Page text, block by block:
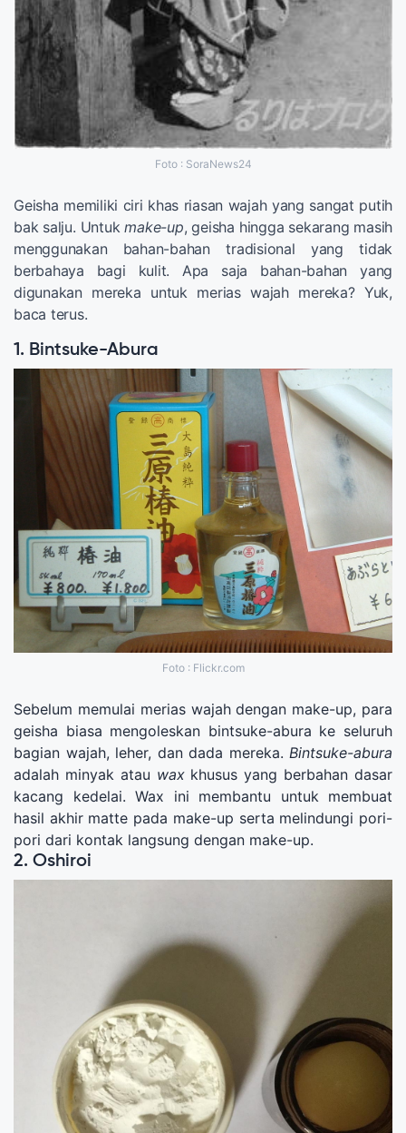
Foto : SoraNews24
Geisha memiliki ciri khas riasan wajah yang sangat putih
bak salju. Untukmake-up, geisha hingga sekarang masih
menggunakan bahan-bahan tradisional yang tidak
berbahaya bagi kulit. Apa saja bahan-bahan yang
digunakan mereka untuk merias wajah mereka? Yuk,
baca terus.
1. Bintsuke-Abura
Foto : Flickr.com
Sebelum memulai merias wajah dengan make-up, para
geisha biasa mengoleskan bintsuke-abura ke seluruh
bagian wajah, leher, dan dada mereka. Bintsuke-abura
adalah minyak atau waxkhusus yang berbahan dasar
kacang kedelai. Wax ini membantu untuk membuat
hasil akhir matte pada make-up serta melindungi pori-
pori dari kontak langsung dengan make-up.
2. Oshiroi